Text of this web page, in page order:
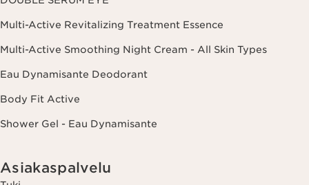
Multi-Active Revitalizing Treatment Essence
Multi-Active Smoothing Night Cream - All Skin Types
Eau Dynamisante Deodorant
Body Fit Active
Shower Gel - Eau Dynamisante
Asiakaspalvelu